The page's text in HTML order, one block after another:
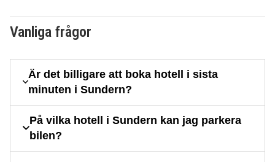
Vanliga frågor
Är det billigare att boka hotell i sista
minuten i Sundern?
På vilka hotell i Sundern kan jag parkera
bilen?